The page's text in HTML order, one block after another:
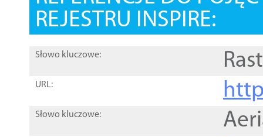
REJESTRU INSPIRE:
Słowo kluczowe:
URL:
Słowo kluczowe: